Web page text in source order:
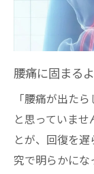
腰痛に固まる
「腰痛が出た
と思っていま
とが、回復を
究で明らかにな